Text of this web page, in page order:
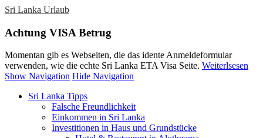
Sri Lanka Urlaub
Achtung VISA Betrug
Momentan gib es Webseiten, die das idente Anmeldeformular
verwenden, wie die echte Sri Lanka ETA Visa Seite. Weiterlsesen
Show Navigation Hide Navigation
Sri Lanka Tipps
Falsche Freundlichkeit
Einkommen in Sri Lanka
Investitionen in Haus und Grundstücke